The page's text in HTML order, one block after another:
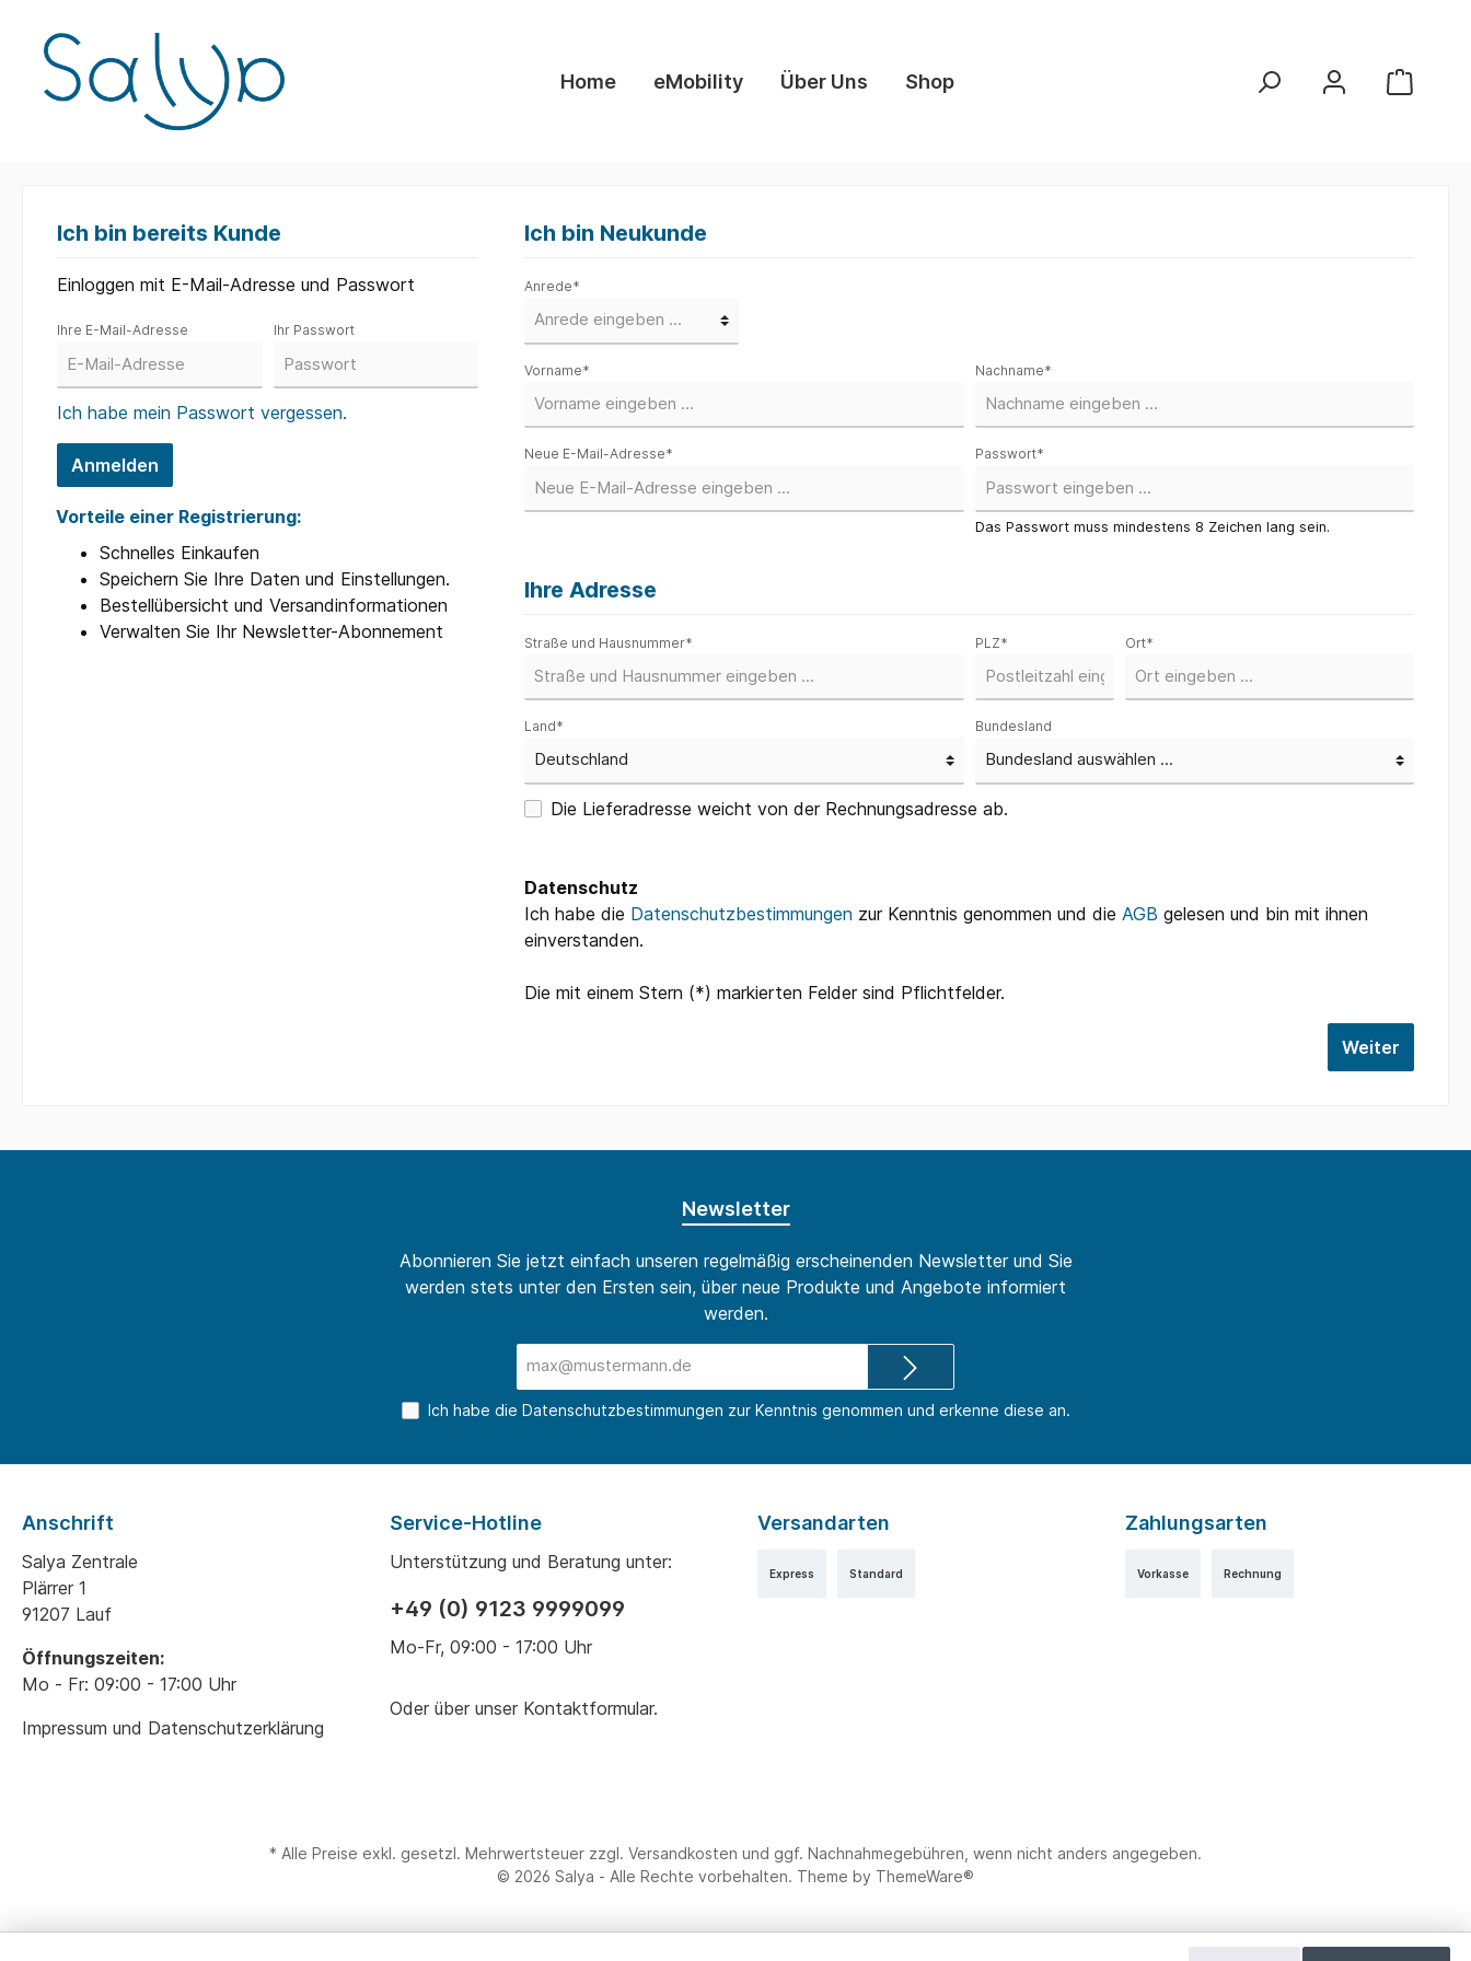
Home eMobility Über Uns Shop
Ich bin bereits Kunde
Einloggen mit E-Mail-Adresse und Passwort
Ihre E-Mail-Adresse Ihr Passwort
Ich habe mein Passwort vergessen.
Anmelden
Vorteile einer Registrierung:
Schnelles Einkaufen
Speichern Sie Ihre Daten und Einstellungen.
Bestellübersicht und Versandinformationen
Verwalten Sie Ihr Newsletter-Abonnement
Ich bin Neukunde
Anrede*
Vorname* Nachname*
Neue E-Mail-Adresse* Passwort*
Das Passwort muss mindestens 8 Zeichen lang sein.
Ihre Adresse
Straße und Hausnummer* PLZ* Ort*
Land* Bundesland
Die Lieferadresse weicht von der Rechnungsadresse ab.
Datenschutz
Ich habe die Datenschutzbestimmungen zur Kenntnis genommen und die AGB gelesen und bin mit ihnen
einverstanden.
Die mit einem Stern (*) markierten Felder sind Pflichtfelder.
Weiter
Newsletter
Abonnieren Sie jetzt einfach unseren regelmäßig erscheinenden Newsletter und Sie
werden stets unter den Ersten sein, über neue Produkte und Angebote informiert
werden.
Adresse*
Ich habe die Datenschutzbestimmungen zur Kenntnis genommen und erkenne diese an.
Anschrift
Salya Zentrale
Plärrer 1
91207 Lauf
Öffnungszeiten:
Mo - Fr: 09:00 - 17:00 Uhr
Impressum und Datenschutzerklärung
Service-Hotline
Unterstützung und Beratung unter:
+49 (0) 9123 9999099
Mo-Fr, 09:00 - 17:00 Uhr
Oder über unser Kontaktformular.
Versandarten
Express Standard
Zahlungsarten
Vorkasse Rechnung
* Alle Preise exkl. gesetzl. Mehrwertsteuer zzgl. Versandkosten und ggf. Nachnahmegebühren, wenn nicht anders angegeben.
© 2026 Salya - Alle Rechte vorbehalten. Theme by ThemeWare®